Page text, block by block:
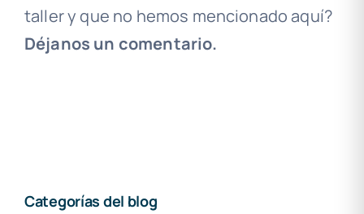
taller y que no hemos mencionado aquí?
Déjanos un comentario.
Categorías del blog